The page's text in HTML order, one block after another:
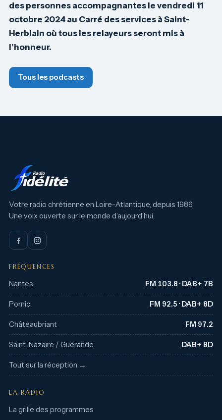
des personnes accompagnantes le vendredi 11
octobre 2024 au Carré des services à Saint-
Herblain où tous les relayeurs seront mis à
l’honneur.
Tous les podcasts
Votre radio chrétienne en Loire-Atlantique, depuis 1986.
Une voix ouverte sur le monde d’aujourd’hui.
FRÉQUENCES
Nantes FM 103.8 · DAB+ 7B
Pornic FM 92.5 · DAB+ 8D
Châteaubriant FM 97.2
Saint-Nazaire / Guérande DAB+ 8D
Tout sur la réception →
LA RADIO
La grille des programmes